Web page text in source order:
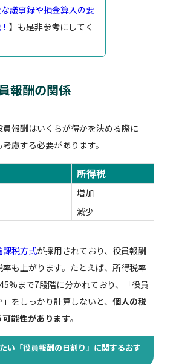
議事録や損金算入の要
】も是非参考にしてく
報酬の関係
報酬はいくらが得かを決める際に
慮する必要があります。
所得税
増加
減少
課税方式が採用されており、役員報酬
も上がります。たとえば、所得税率
まで7段階に分かれており、「役員
をしっかり計算しないと、 個人の税
能性があります。
い「役員報酬の日割り」に関するおす